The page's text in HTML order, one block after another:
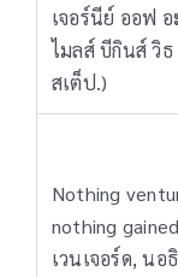
เจอร์นีย์ ออฟ อ
ไมลส์ บีกินส์ วิธ
สเต็ป.)
Nothing
nothing
เวนเจอร์ด, นอ